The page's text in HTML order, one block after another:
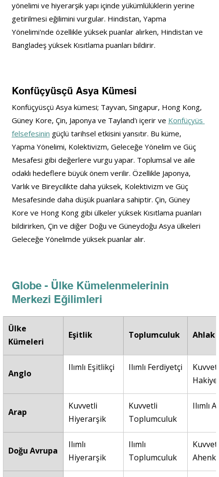
yönelimi ve hiyerarşik yapı içinde yükümlülüklerin yerine
getirilmesi eğilimini vurgular. Hindistan, Yapma
Yönelimi'nde özellikle yüksek puanlar alırken, Hindistan ve
Bangladeş yüksek Kısıtlama puanları bildirir.
Konfüçyüsçü Asya Kümesi
Konfüçyüsçü Asya kümesi; Tayvan, Singapur, Hong Kong,
Güney Kore, Çin, Japonya ve Tayland'ı içerir ve Konfüçyüs
felsefesinin güçlü tarihsel etkisini yansıtır. Bu küme,
Yapma Yönelimi, Kolektivizm, Geleceğe Yönelim ve Güç
Mesafesi gibi değerlere vurgu yapar. Toplumsal ve aile
odaklı hedeflere büyük önem verilir. Özellikle Japonya,
Varlık ve Bireycilikte daha yüksek, Kolektivizm ve Güç
Mesafesinde daha düşük puanlara sahiptir. Çin, Güney
Kore ve Hong Kong gibi ülkeler yüksek Kısıtlama puanları
bildirirken, Çin ve diğer Doğu ve Güneydoğu Asya ülkeleri
Geleceğe Yönelimde yüksek puanlar alır.
Globe - Ülke Kümelenmelerinin
Merkezi Eğilimleri
Ülke
Kümeleri
Eşitlik Toplumculuk Ahlak
Anglo
Ilımlı Eşitlikçi Ilımlı Ferdiyetçi
Arap
Kuvvetli
Hiyerarşik
Kuvvetli
Toplumculuk
Ilımlı
Doğu Avrupa
Ilımlı
Hiyerarşik
Ilımlı
Toplumculuk
Ahenk